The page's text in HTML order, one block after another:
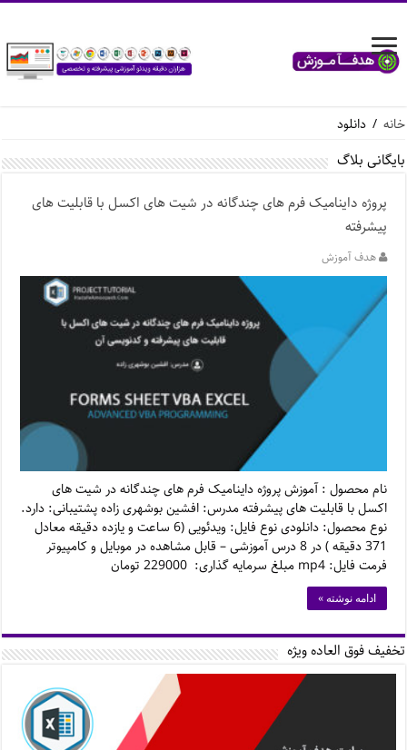
خانه / دانلود
بایگانی بلاگ
پروژه داینامیک فرم های چندگانه در شیت های اکسل با قابلیت های
پیشرفته
هدف آموزش
نام محصول : آموزش پروژه داینامیک فرم های چندگانه در شیت های
اکسل با قابلیت های پیشرفته مدرس: افشین بوشهری زاده پشتیبانی: دارد.
نوع محصول: دانلودی نوع فایل: ویدئویی (6 ساعت و یازده دقیقه معادل
371 دقیقه ) در 8 درس آموزشی – قابل مشاهده در موبایل و کامپیوتر
فرمت فایل: mp4 مبلغ سرمایه گذاری: 229000 تومان
ادامه نوشته »
تخفیف فوق العاده ویژه